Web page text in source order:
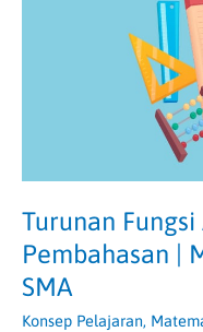
Turunan
Pembahasan |
SMA
Konsep Pelajaran,
SMA